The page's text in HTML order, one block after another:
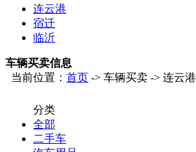
连云港
宿迁
临沂
车辆买卖信息
当前位置： 首页 -> 车辆买卖 -> 连云港
分类
全部
二手车